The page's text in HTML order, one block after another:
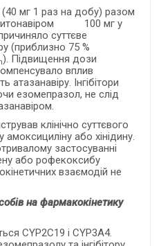
мг 1 раз на добу) разом
ритонавіром 100 мг у
суттєве
(приблизно 75 %
). Підвищення дози
вплив
Інгібітори
езомепразол, не слід
клінічно суттєвого
або хінідину.
застосуванні
або рофекоксибу
взаємодій не
на фармакокінетику
CYP2С19 і CYP3А4.